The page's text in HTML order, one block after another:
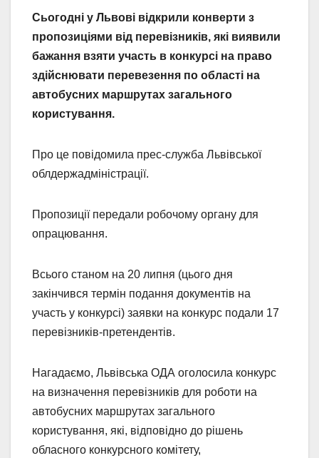
Сьогодні у Львові відкрили конверти з
пропозиціями від перевізників, які виявили
бажання взяти участь в конкурсі на право
здійснювати перевезення по області на
автобусних маршрутах загального
користування.
Про це повідомила прес-служба Львівської
облдержадміністрації.
Пропозиції передали робочому органу для
опрацювання.
Всього станом на 20 липня (цього дня
закінчився термін подання документів на
участь у конкурсі) заявки на конкурс подали 17
перевізників-претендентів.
Нагадаємо, Львівська ОДА оголосила конкурс
на визначення перевізників для роботи на
автобусних маршрутах загального
користування, які, відповідно до рішень
обласного конкурсного комітету,